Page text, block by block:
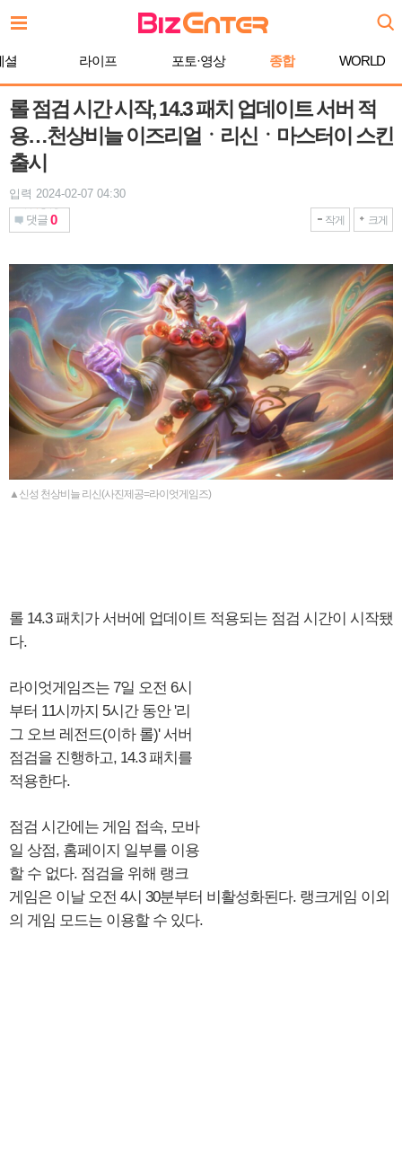
문
로셜 라이프 포토·영상 종합 WORLD
롤 점검 시간 시작, 14.3 패치 업데이트 서버 적
용…천상비늘 이즈리얼ㆍ리신ㆍ마스터이 스킨
출시
입력 2024-02-07 04:30
댓글 0 작게 크게
▲신성 천상비늘 리신(사진제공=라이엇게임즈)
롤 14.3 패치가 서버에 업데이트 적용되는 점검 시간이 시작됐
다.
라이엇게임즈는 7일 오전 6시
부터 11시까지 5시간 동안 '리
그 오브 레전드(이하 롤)' 서버
점검을 진행하고, 14.3 패치를
적용한다.
점검 시간에는 게임 접속, 모바
일 상점, 홈페이지 일부를 이용
할 수 없다. 점검을 위해 랭크
게임은 이날 오전 4시 30분부터 비활성화된다. 랭크게임 이외
의 게임 모드는 이용할 수 있다.